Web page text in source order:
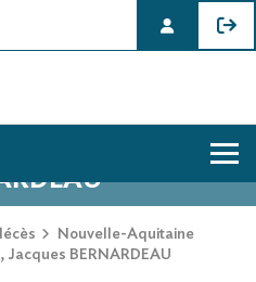
SERGE, JACQUES
Nouvelle-Aquitaine
Jacques BERNARDEAU